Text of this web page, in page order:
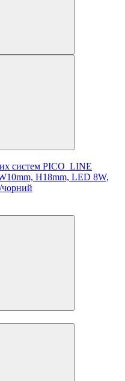
систем PICO_LINE
H18mm, LED 8W,